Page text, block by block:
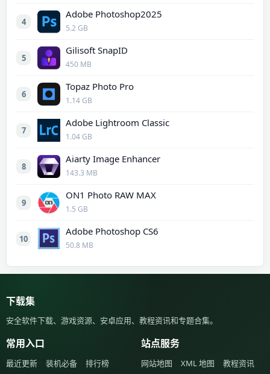
4
Adobe Photoshop2025
5.2 GB
5
Gilisoft SnapID
450 MB
6
Topaz Photo Pro
1.14 GB
7
Adobe Lightroom Classic
1.04 GB
8
Aiarty Image Enhancer
143.3 MB
9
ON1 Photo RAW MAX
1.5 GB
10
Adobe Photoshop CS6
50.8 MB
下载集
安全软件下载、游戏资源、安卓应用、教程资讯和专题合集。
常用入口
最近更新 装机必备 排行榜
站点服务
网站地图 XML 地图 教程资讯